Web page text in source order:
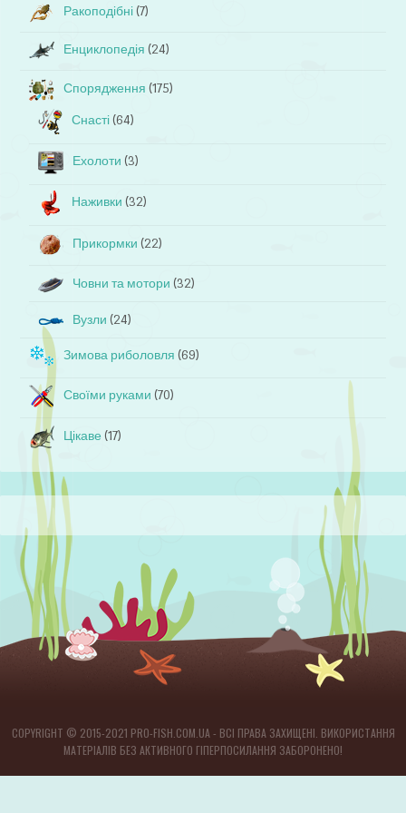
Ракоподібні (7)
Енциклопедія (24)
Спорядження (175)
Снасті (64)
Ехолоти (3)
Наживки (32)
Прикормки (22)
Човни та мотори (32)
Вузли (24)
Зимова риболовля (69)
Своїми руками (70)
Цікаве (17)
COPYRIGHT © 2015-2021 PRO-FISH.COM.UA - ВСІ ПРАВА ЗАХИЩЕНІ. ВИКОРИСТАННЯ
МАТЕРІАЛІВ БЕЗ АКТИВНОГО ГІПЕРПОСИЛАННЯ ЗАБОРОНЕНО!